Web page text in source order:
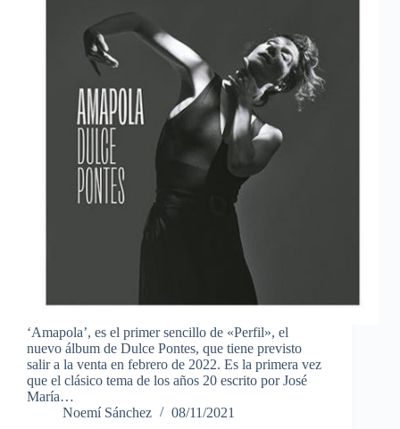
‘Amapola’, es el primer sencillo de «Perfil», el
nuevo álbum de Dulce Pontes, que tiene previsto
salir a la venta en febrero de 2022. Es la primera vez
que el clásico tema de los años 20 escrito por José
María…
Noemí Sánchez
08/11/2021